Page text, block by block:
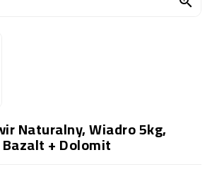
Naturalny, Wiadro 5kg,
Bazalt + Dolomit